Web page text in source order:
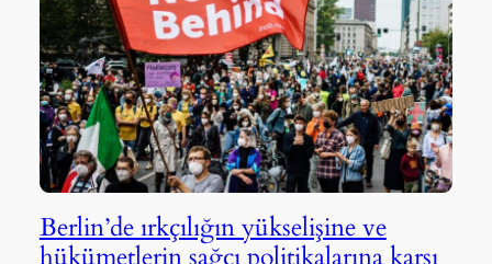
Berlin’de ırkçılığın yükselişine ve
hükümetlerin sağcı politikalarına karşı